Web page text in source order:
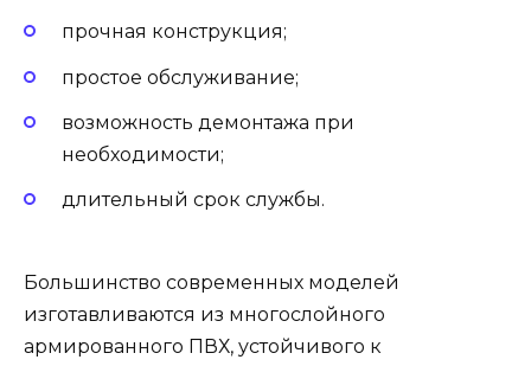
прочная конструкция;
простое обслуживание;
возможность демонтажа при
необходимости;
длительный срок службы.
Большинство современных моделей
изготавливаются из многослойного
армированного ПВХ, устойчивого к